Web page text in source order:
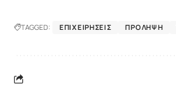
TAGGED: ΕΠΙΧΕΙΡΉΣΕΙΣ ΠΡΌΛΗΨΗ